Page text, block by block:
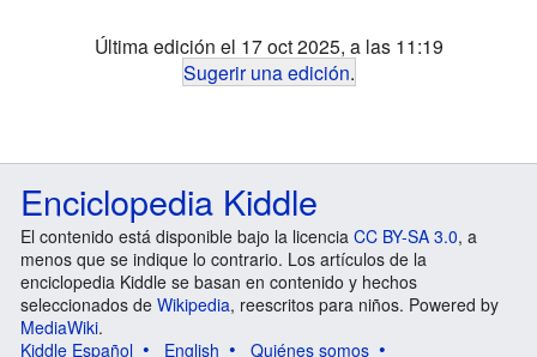
Última edición el 17 oct 2025, a las 11:19
Sugerir una edición.
Enciclopedia Kiddle
El contenido está disponible bajo la licencia CC BY-SA 3.0, a
menos que se indique lo contrario. Los artículos de la
enciclopedia Kiddle se basan en contenido y hechos
seleccionados de Wikipedia, reescritos para niños. Powered by
MediaWiki.
Kiddle Español
English Quiénes somos